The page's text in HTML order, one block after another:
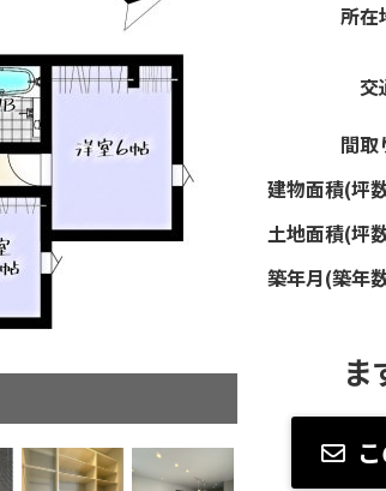
所在
交
間取
建物面積(坪
土地面積(坪
築年月(築年
ま